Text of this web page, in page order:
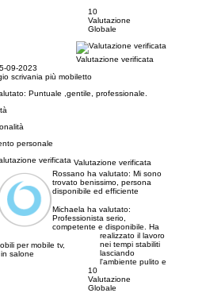
10
Valutazione
Globale
Valutazione verificata
09-2023
scrivania più mobiletto
Puntuale ,gentile, professionale.
personale
Valutazione verificata
per mobile tv,
salone
Rossano ha valutato: Mi sono
trovato benissimo, persona
disponibile ed efficiente
10
Valutazione
Globale
Michaela ha valutato:
Professionista serio,
competente e disponibile. Ha
realizzato il lavoro
nei tempi stabiliti
lasciando
l'ambiente pulito e